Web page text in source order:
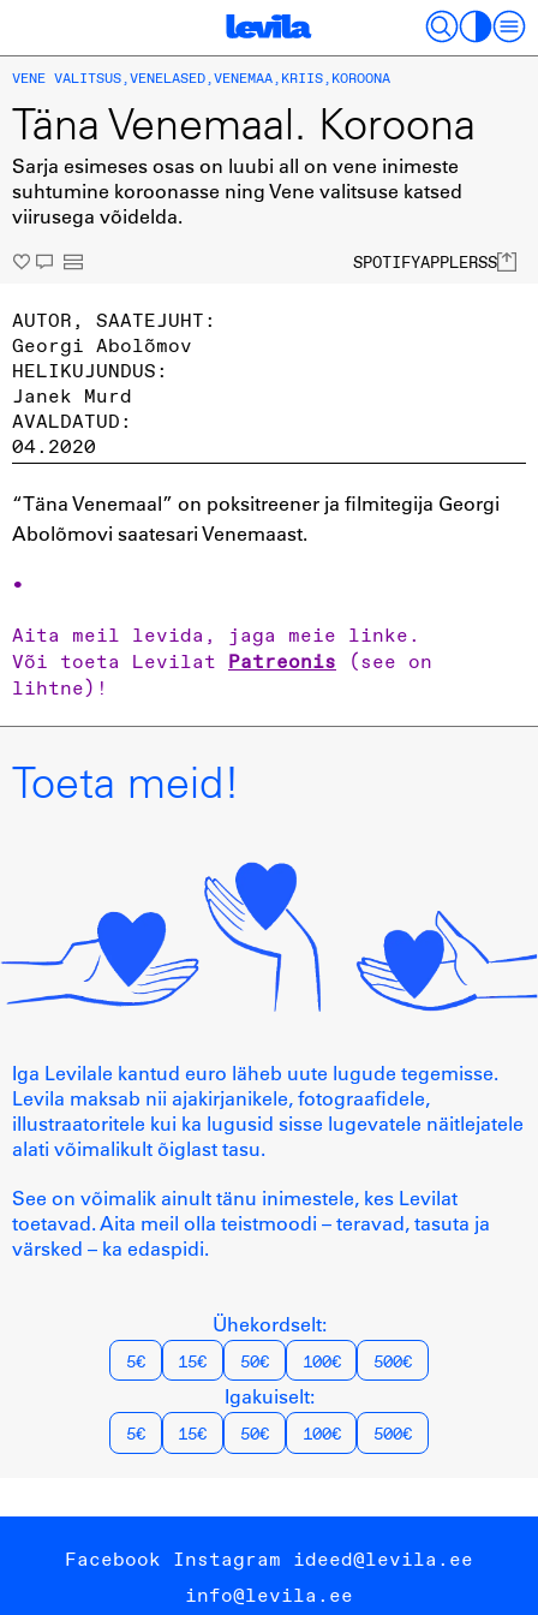
VENE VALITSUS,VENELASED,VENEMAA,KRIIS,KOROONA
Täna Venemaal. Koroona
Sarja esimeses osas on luubi all on vene inimeste
suhtumine koroonasse ning Vene valitsuse katsed
viirusega võidelda.
SPOTIFYAPPLERSS
AUTOR, SAATEJUHT:
Georgi Abolõmov
HELIKUJUNDUS:
Janek Murd
AVALDATUD:
04.2020
“Täna Venemaal” on poksitreener ja filmitegija Georgi
Abolõmovi saatesari Venemaast.
Aita meil levida, jaga meie linke.
Või toeta Levilat Patreonis (see on
lihtne)!
Toeta meid!
Iga Levilale kantud euro läheb uute lugude tegemisse.
Levila maksab nii ajakirjanikele, fotograafidele,
illustraatoritele kui ka lugusid sisse lugevatele näitlejatele
alati võimalikult õiglast tasu.
See on võimalik ainult tänu inimestele, kes Levilat
toetavad. Aita meil olla teistmoodi – teravad, tasuta ja
värsked – ka edaspidi.
Ühekordselt:
5€ 15€ 50€ 100€ 500€
Igakuiselt:
5€ 15€ 50€ 100€ 500€
Facebook Instagram ideed@levila.ee
info@levila.ee